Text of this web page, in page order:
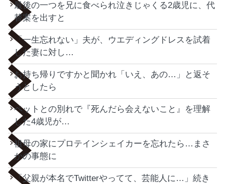
最後の一つを兄に食べられ泣きじゃくる2歳児に、代
替案を出すと
「一生忘れない」夫が、ウエディングドレスを試着
した妻に対し…
お持ち帰りですかと聞かれ「いえ、あの…」と返そ
うとしたら
ペットとの別れで『死んだら会えないこと』を理解
した4歳児が…
祖母の家にプロテインシェイカーを忘れたら…まさ
かの事態に
「父親が本名でTwitterやってて、芸能人に…」続き